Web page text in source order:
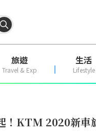
旅遊
Travel & Exp
生活
Lifestyle
！KTM 2020新車